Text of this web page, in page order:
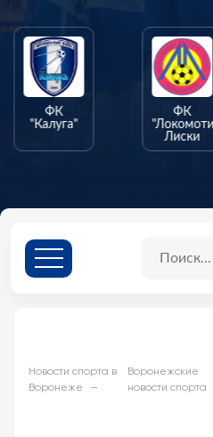
ФК
"Калуга"
ФК
Лиски
Новости спорта в
Воронеже
Воронежские
новости спорта